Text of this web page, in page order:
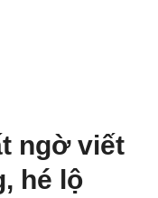
ngờ viết
hé lộ